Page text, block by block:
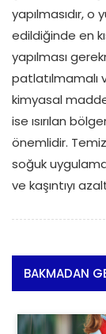
yapılmasıdır,
edildiğinde en
yapılması
patlatılmamalı
kimyasal madde
ise ısırılan
önemlidir.
soğuk
ve kaşıntıyı
BAKMADAN